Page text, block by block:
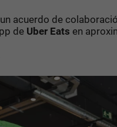
acuerdo de
de Uber Eats en